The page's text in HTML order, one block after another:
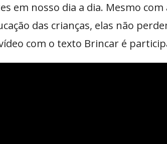
em nosso dia a dia. Mesmo
das crianças, elas não
com o texto Brincar é